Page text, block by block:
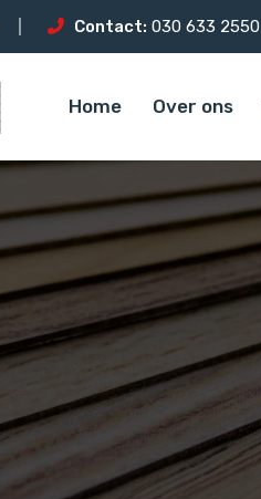
Contact: 030 633 2550
Home Over ons